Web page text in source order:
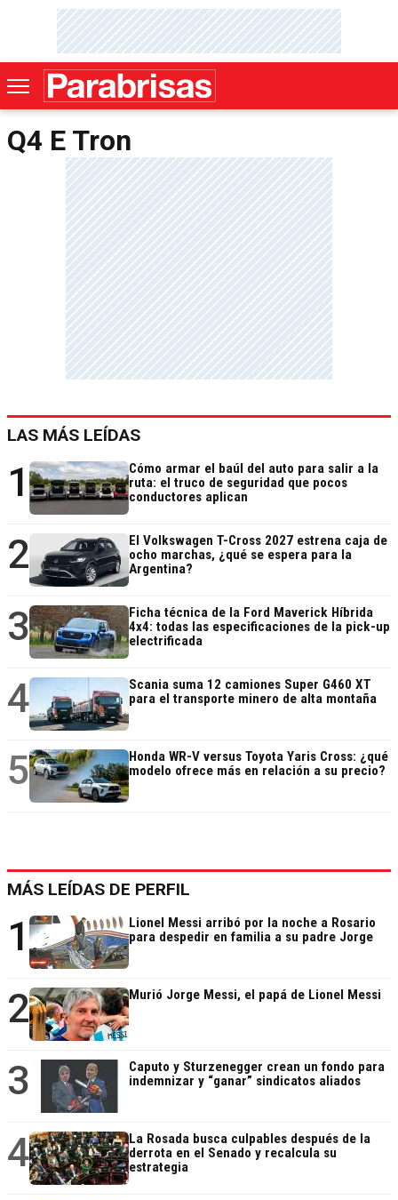
Q4 E Tron
LAS MÁS LEÍDAS
1
Cómo armar el baúl del auto para salir a la
ruta: el truco de seguridad que pocos
conductores aplican
2
El Volkswagen T-Cross 2027 estrena caja de
ocho marchas, ¿qué se espera para la
Argentina?
3
Ficha técnica de la Ford Maverick Híbrida
4x4: todas las especificaciones de la pick-up
electrificada
4
Scania suma 12 camiones Super G460 XT
para el transporte minero de alta montaña
5
Honda WR-V versus Toyota Yaris Cross: ¿qué
modelo ofrece más en relación a su precio?
MÁS LEÍDAS DE PERFIL
1
Lionel Messi arribó por la noche a Rosario
para despedir en familia a su padre Jorge
2 Murió Jorge Messi, el papá de Lionel Messi
3
Caputo y Sturzenegger crean un fondo para
indemnizar y “ganar” sindicatos aliados
4
La Rosada busca culpables después de la
derrota en el Senado y recalcula su
estrategia